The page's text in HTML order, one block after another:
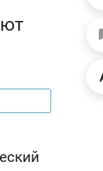
и развитии без